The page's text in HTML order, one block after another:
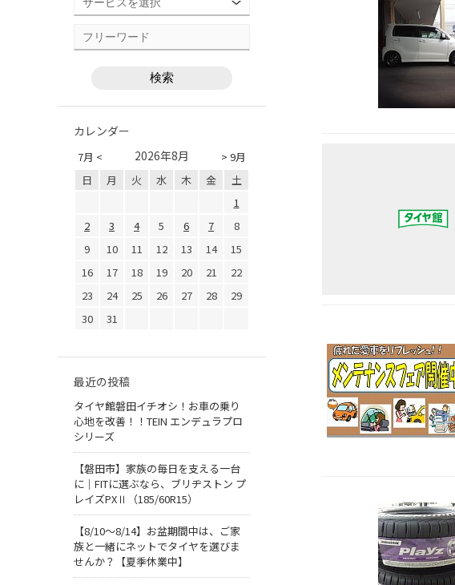
カレンダー
7月 < > 9月
2026年8月
日 月 火 水 木 金
土
1
2
3 4 5 6 7
8
9
10 11 12 13 14
15
16
17 18 19 20 21
22
23
24 25 26 27 28
29
30
31
最近の投稿
タイヤ館磐田イチオシ！お車の乗り
心地を改善！！TEIN エンデュラプロ
シリーズ
【磐田市】家族の毎日を支える一台
に｜FITに選ぶなら、ブリヂストン プ
レイズPXⅡ（185/60R15）
【8/10～8/14】お盆期間中は、ご家
族と一緒にネットでタイヤを選びま
せんか？【夏季休業中】